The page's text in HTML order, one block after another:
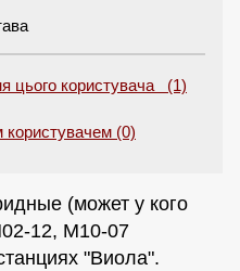
цього користувача (1)
користувачем (0)
(может у кого
12, М10-07
"Виола".